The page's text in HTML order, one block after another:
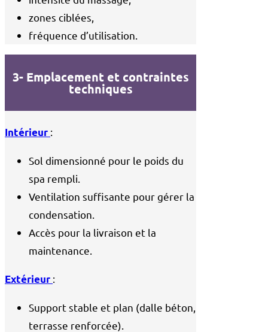
zones ciblées,
fréquence d’utilisation.
3- Emplacement et contraintes
techniques
Intérieur :
Sol dimensionné pour le poids du
spa rempli.
Ventilation suffisante pour gérer la
condensation.
Accès pour la livraison et la
maintenance.
Extérieur :
Support stable et plan (dalle béton,
terrasse renforcée).